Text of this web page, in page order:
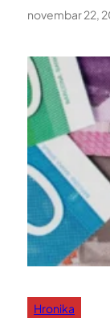
novembar 22,
Hronika